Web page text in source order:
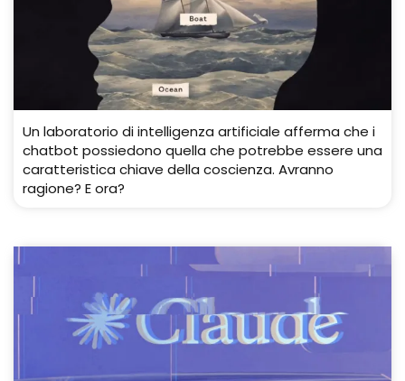
Un laboratorio di intelligenza artificiale afferma che i
chatbot possiedono quella che potrebbe essere una
caratteristica chiave della coscienza. Avranno
ragione? E ora?